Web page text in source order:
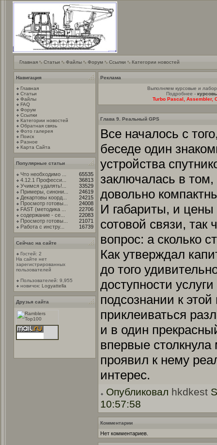
Главная Статьи Файлы Форум Ссылки Категории новостей
Навигация
Главная
Статьи
Файлы
FAQ
Форум
Ссылки
Категории новостей
Обратная связь
Фото галерея
Поиск
Разное
Карта Сайта
Популярные статьи
Что необходимо ...
65535
4.12.1 Професси...
36813
Учимся удалять!...
33529
Примеры, синони...
24619
Декартовы коорд...
24215
Просмотр готовы...
24008
FAST (методика ...
22706
содержание - се...
22083
Просмотр готовы...
21071
Работа с инстру...
16739
Сейчас на сайте
Гостей: 2
На сайте нет
зарегистрированных
пользователей
Пользователей: 9,955
новичок: Logyattella
Друзья сайта
Реклама
Выполняем курсовые и
Подробнее -
Turbo Pascal, Assembler,
Глава 9. Реальный GPS
Все началось с
беседе один
устройства
заключалась в
довольно
И габариты, и
сотовой связи, так
вопрос: а сколько
Как утверждал
до того
доступности
подсознании к
приклеиваться
и в один
впервые
проявил к нему
интерес.
Опубликовал hkdkest
10:57:58
Комментарии
Нет комментариев.